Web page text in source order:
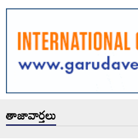
తాజావార్తలు